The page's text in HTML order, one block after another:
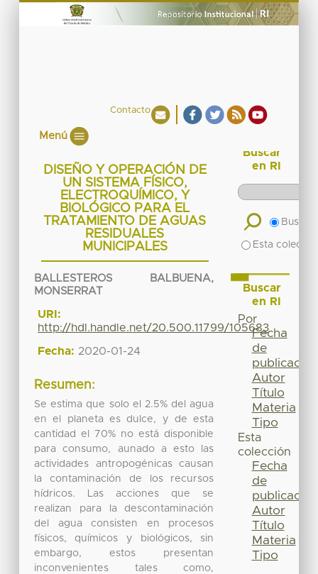
Contacto
Menú
DISEÑO Y OPERACIÓN DE
UN SISTEMA FÍSICO,
ELECTROQUÍMICO, Y
BIOLÓGICO PARA EL
TRATAMIENTO DE AGUAS
RESIDUALES
MUNICIPALES
BALLESTEROS BALBUENA,
MONSERRAT
URI:
http://hdl.handle.net/20.500.11799/105683
Fecha: 2020-01-24
Resumen:
Se estima que solo el 2.5% del agua
en el planeta es dulce, y de esta
cantidad el 70% no está disponible
para consumo, aunado a esto las
actividades antropogénicas causan
la contaminación de los recursos
hídricos. Las acciones que se
realizan para la descontaminación
del agua consisten en procesos
físicos, químicos y biológicos, sin
embargo, estos presentan
inconvenientes tales como,
Buscar
en RI
Buscar
Esta
Buscar
en RI
Por
Fecha
de
publicación
Autor
Título
Materia
Tipo
Esta
colección
Fecha
de
publicación
Autor
Título
Materia
Tipo